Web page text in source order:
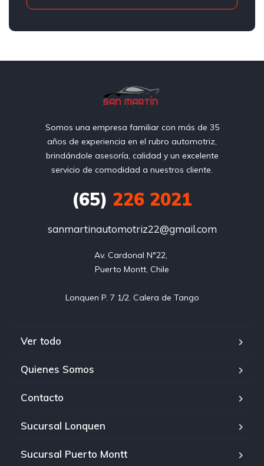
Somos una empresa familiar con más de 35
años de experiencia en el rubro automotriz,
brindándole asesoría, calidad y un excelente
servicio de comodidad a nuestros cliente.
(65) 226 2021
sanmartinautomotriz22@gmail.com
Av. Cardonal N°22,
Puerto Montt, Chile
Ver todo
Quienes Somos
Contacto
Sucursal Lonquen
Sucursal Puerto Montt